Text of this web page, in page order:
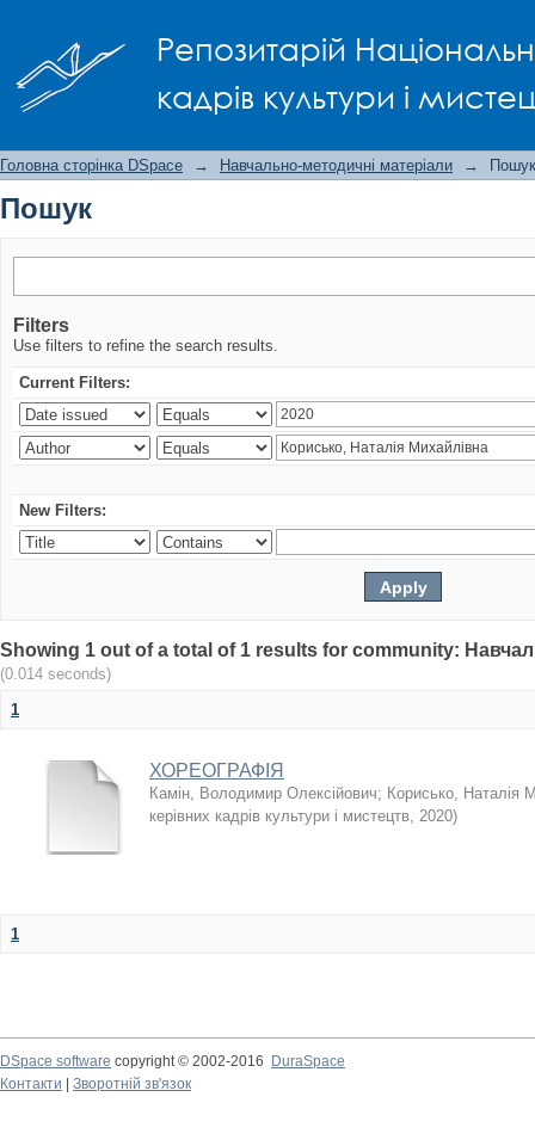
Репозитарій
кадрів культури і
Головна сторінка DSpace → Навчально-методичні матеріали → Пошук
Пошук
Filters
Use filters to refine the search results.
Current Filters:
New Filters:
Showing 1 out of a total of 1 results for community:
(0.014 seconds)
1
ХОРЕОГРАФІЯ
Камін, Володимир Олексійович; Корисько, Наталія
керівних кадрів культури і мистецтв, 2020)
1
DSpace software copyright © 2002-2016
DuraSpace
Контакти
Зворотній зв'язок